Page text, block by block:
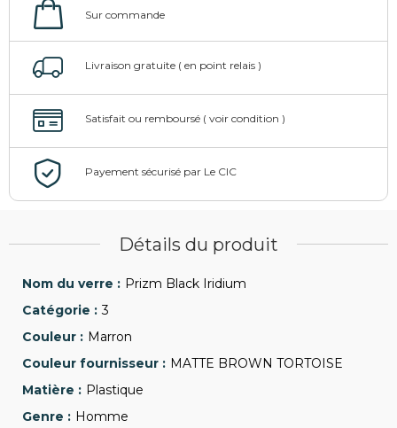
Détails du produit
Prizm Black Iridium
3
Marron
MATTE BROWN TORTOISE
Plastique
Homme